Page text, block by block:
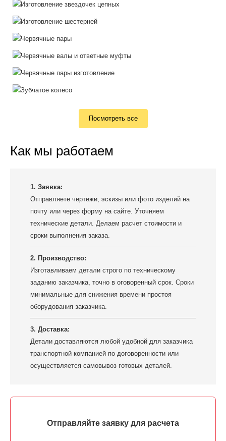
Посмотреть все
Как мы работаем
1. Заявка:
Отправляете чертежи, эскизы или фото изделий на
почту или через форму на сайте. Уточняем
технические детали. Делаем расчет стоимости и
сроки выполнения заказа.
2. Производство:
Изготавливаем детали строго по техническому
заданию заказчика, точно в оговоренный срок. Сроки
минимальные для снижения времени простоя
оборудования заказчика.
3. Доставка:
Детали доставляются любой удобной для заказчика
транспортной компанией по договоренности или
осуществляется самовывоз готовых деталей.
Отправляйте заявку для расчета